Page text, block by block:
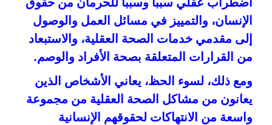
الإنسان، والتمييز في مسائل العمل والوصول
إلى مقدمي خدمات الصحة العقلية، والاستبعاد
من القرارات المتعلقة بصحة الأفراد والوصم.
ومع ذلك، لسوء الحظ، يعاني الأشخاص الذين
يعانون من مشاكل الصحة العقلية من مجموعة
واسعة من الانتهاكات لحقوقهم الإنسانية